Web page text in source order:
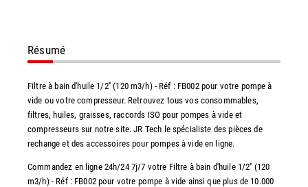
Résumé
Filtre à bain d'huile 1/2'' (120 m3/h) - Réf : FB002 pour votre pompe à
vide ou votre compresseur. Retrouvez tous vos consommables,
filtres, huiles, graisses, raccords ISO pour pompes à vide et
compresseurs sur notre site. JR Tech le spécialiste des pièces de
rechange et des accessoires pour pompes à vide en ligne.
Commandez en ligne 24h/24 7j/7 votre Filtre à bain d'huile 1/2'' (120
m3/h) - Réf : FB002 pour votre pompe à vide ainsi que plus de 10.000